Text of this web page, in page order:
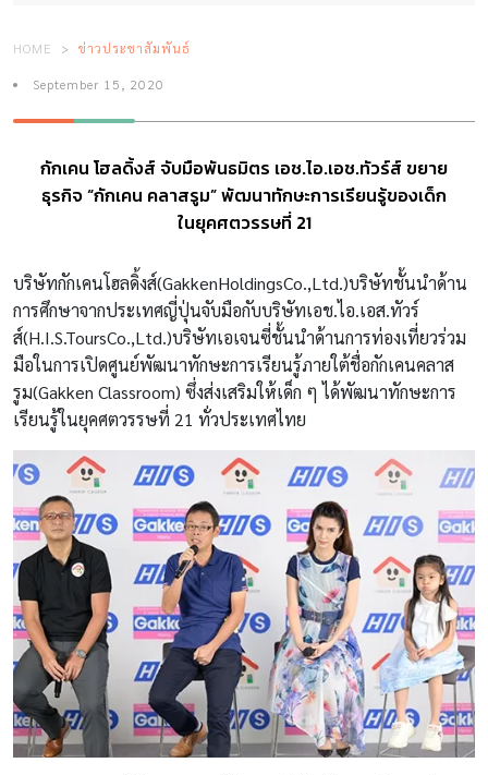
HOME ข่าวประชาสัมพันธ์
September 15, 2020
กักเคน โฮลดิ้งส์ จับมือพันธมิตร เอช.ไอ.เอช.ทัวร์ส์ ขยาย
ธุรกิจ “กักเคน คลาสรูม” พัฒนาทักษะการเรียนรู้ของเด็ก
ในยุคศตวรรษที่ 21
บริษัทกักเคนโฮลดิ้งส์(GakkenHoldingsCo.,Ltd.)บริษัทชั้นนำด้าน
การศึกษาจากประเทศญี่ปุ่นจับมือกับบริษัทเอช.ไอ.เอส.ทัวร์
ส์(H.I.S.ToursCo.,Ltd.)บริษัทเอเจนซี่ชั้นนำด้านการท่องเที่ยวร่วม
มือในการเปิดศูนย์พัฒนาทักษะการเรียนรู้ภายใต้ชื่อกักเคนคลาส
รูม(Gakken Classroom) ซึ่งส่งเสริมให้เด็ก ๆ ได้พัฒนาทักษะการ
เรียนรู้ในยุคศตวรรษที่ 21 ทั่วประเทศไทย